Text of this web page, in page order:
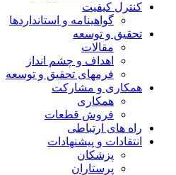
کنترل کیفیت
گواهينامه و استانداردها
تحقيق و توسعه
مقالات
اهداف و چشم انداز
فرمهای تحقیق و توسعه
همکاری و مشارکت
همکاری
فروش قطعات
راه های ارتباطی
انتقادات و پيشنهادات
پزشكان
پرستاران